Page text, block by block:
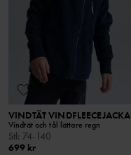
VINDTÄT VINDFLEECEJACKA
Vindtät och tål lättare regn
Stl : 74-140
699 kr